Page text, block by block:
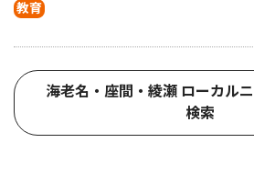
教育
海老名・座間・綾瀬 ローカル
検索